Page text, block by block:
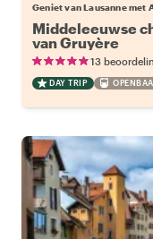
Geniet van Lausanne met
Middeleeuwse
van Gruyère
13
DAY TRIP